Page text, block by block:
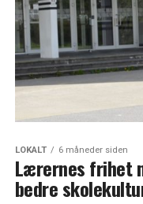
LOKALT 6 måneder siden
Lærernes frihet
bedre